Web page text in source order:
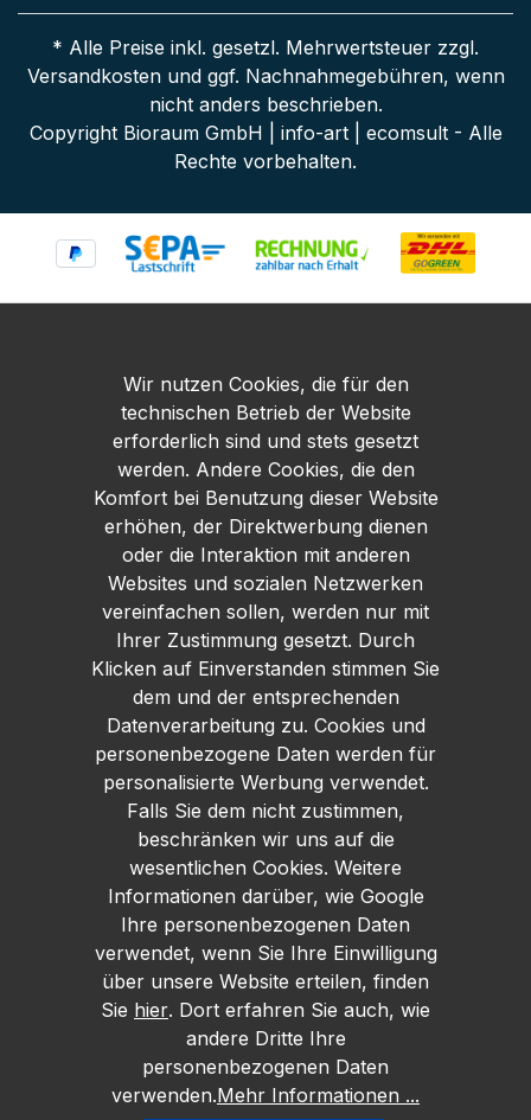
* Alle Preise inkl. gesetzl. Mehrwertsteuer zzgl.
Versandkostenund ggf. Nachnahmegebühren, wenn
nicht anders beschrieben.
Copyright Bioraum GmbH | info-art | ecomsult - Alle
Rechte vorbehalten.
Wir nutzen Cookies, die für den
technischen Betrieb der Website
erforderlich sind und stets gesetzt
werden. Andere Cookies, die den
Komfort bei Benutzung dieser Website
erhöhen, der Direktwerbung dienen
oder die Interaktion mit anderen
Websites und sozialen Netzwerken
vereinfachen sollen, werden nur mit
Ihrer Zustimmung gesetzt. Durch
Klicken auf Einverstanden stimmen Sie
dem und der entsprechenden
Datenverarbeitung zu. Cookies und
personenbezogene Daten werden für
personalisierte Werbung verwendet.
Falls Sie dem nicht zustimmen,
beschränken wir uns auf die
wesentlichen Cookies. Weitere
Informationen darüber, wie Google
Ihre personenbezogenen Daten
verwendet, wenn Sie Ihre Einwilligung
über unsere Website erteilen, finden
Sie hier. Dort erfahren Sie auch, wie
andere Dritte Ihre
personenbezogenen Daten
verwenden.Mehr Informationen ...